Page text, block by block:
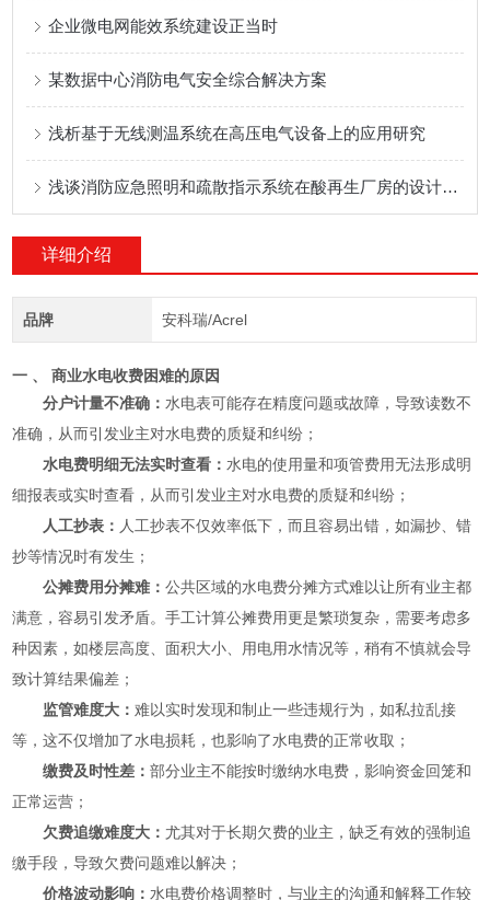
企业微电网能效系统建设正当时
某数据中心消防电气安全综合解决方案
浅析基于无线测温系统在高压电气设备上的应用研究
浅谈消防应急照明和疏散指示系统在酸再生厂房的设计应用
详细介绍
品牌 安科瑞/Acrel
一 、 商业水电收费困难的原因
分户计量不准确： 水电表可能存在精度问题或故障，导致读数不
准确，从而引发业主对水电费的质疑和纠纷；
水电费明细无法实时查看： 水电的使用量和项管费用无法形成明
细报表或实时查看，从而引发业主对水电费的质疑和纠纷；
人工抄表： 人工抄表不仅效率低下，而且容易出错，如漏抄、错
抄等情况时有发生；
公摊费用分摊难：公共区域的水电费分摊方式难以让所有业主都
满意，容易引发矛盾。手工计算公摊费用更是繁琐复杂，需要考虑多
种因素，如楼层高度、面积大小、用电用水情况等，稍有不慎就会导
致计算结果偏差；
监管难度大：难以实时发现和制止一些违规行为，如私拉乱接
等，这不仅增加了水电损耗，也影响了水电费的正常收取；
缴费及时性差：部分业主不能按时缴纳水电费，影响资金回笼和
正常运营；
欠费追缴难度大：尤其对于长期欠费的业主，缺乏有效的强制追
缴手段，导致欠费问题难以解决；
价格波动影响： 水电费价格调整时，与业主的沟通和解释工作较